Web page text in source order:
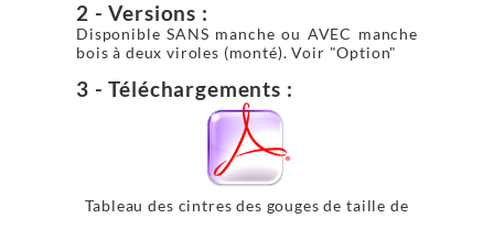
2 - Versions :
Disponible SANS manche ou AVEC manche
bois à deux viroles (monté). Voir "Option"
3 - Téléchargements :
Tableau des cintres des gouges de taille de